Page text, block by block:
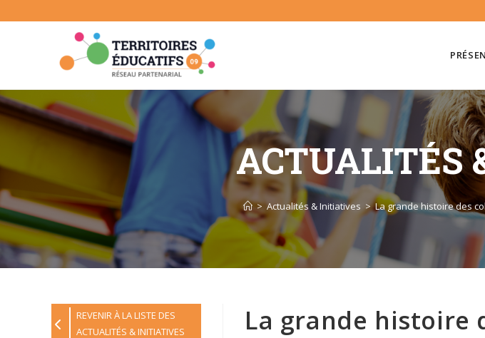
to
ACTUALITÉS
> Actualités & Initiatives > La grande histoire des
La grande histoire
REVENIR À LA LISTE DES
ACTUALITÉS & INITIATIVES